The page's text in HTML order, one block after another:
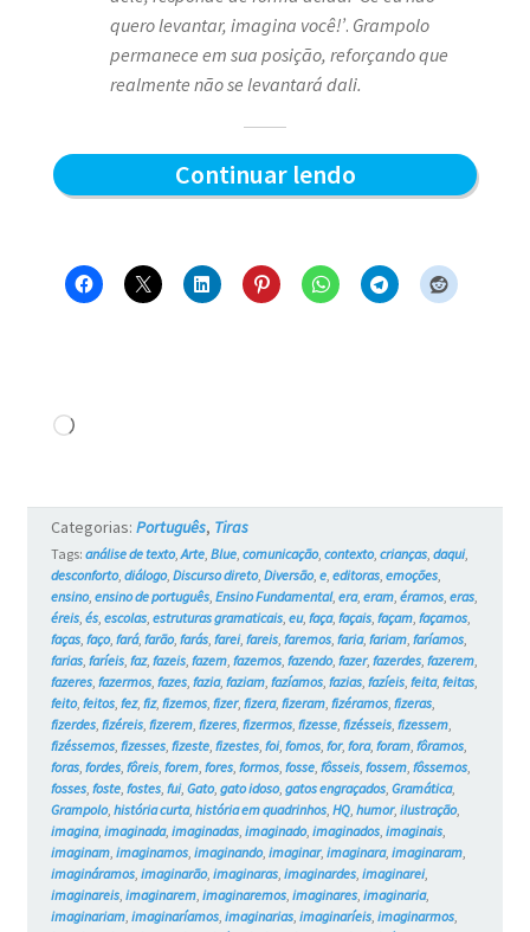
quero levantar, imagina você!’. Grampolo
permanece em sua posição, reforçando que
realmente não se levantará dali.
Continuar lendoQuem
–
#17
Carregando...
Categorias: Português, Tiras
Tags: análise de texto,Arte, Blue, comunicação, contexto, crianças, daqui,
desconforto, diálogo, Discurso direto, Diversão, e, editoras, emoções,
ensino, ensino de português, Ensino Fundamental, era, eram, éramos, eras,
éreis, és, escolas, estruturas gramaticais, eu, faça, façais, façam, façamos,
faças, faço, fará, farão, farás, farei, fareis, faremos, faria, fariam, faríamos,
farias, faríeis, faz, fazeis, fazem, fazemos, fazendo, fazer, fazerdes, fazerem,
fazeres, fazermos, fazes, fazia, faziam, fazíamos, fazias, fazíeis, feita, feitas,
feito, feitos, fez, fiz, fizemos, fizer, fizera, fizeram, fizéramos, fizeras,
fizerdes, fizéreis, fizerem, fizeres, fizermos, fizesse, fizésseis, fizessem,
fizéssemos, fizesses, fizeste, fizestes, foi, fomos, for, fora, foram, fôramos,
foras, fordes, fôreis, forem, fores, formos, fosse, fôsseis, fossem, fôssemos,
fosses, foste, fostes, fui, Gato, gato idoso, gatos engraçados, Gramática,
Grampolo, história curta, história em quadrinhos, HQ, humor, ilustração,
imagina, imaginada, imaginadas, imaginado, imaginados, imaginais,
imaginam, imaginamos, imaginando, imaginar, imaginara, imaginaram,
imagináramos, imaginarão, imaginaras, imaginardes, imaginarei,
imaginareis, imaginarem, imaginaremos, imaginares, imaginaria,
imaginariam, imaginaríamos, imaginarias, imaginaríeis, imaginarmos,